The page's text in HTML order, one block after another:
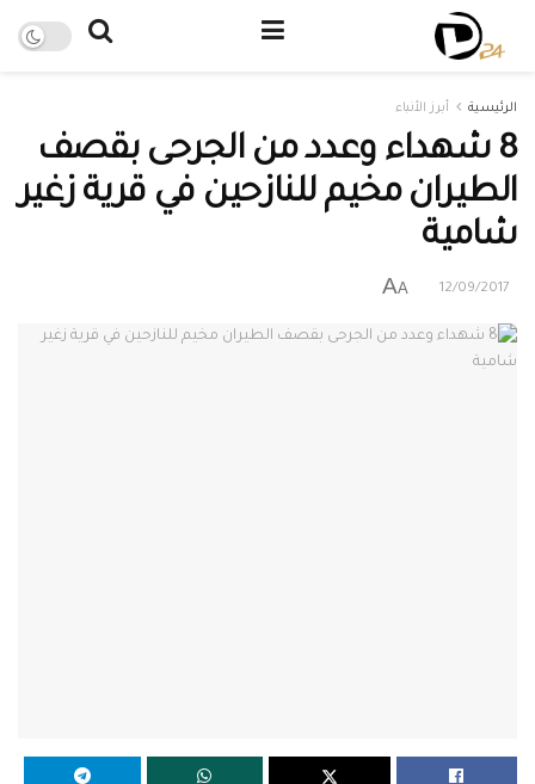
الرئيسية أبرز الأنباء
8 شهداء وعدد من الجرحى بقصف
الطيران مخيم للنازحين في قرية زغير
شامية
12/09/2017
A
A